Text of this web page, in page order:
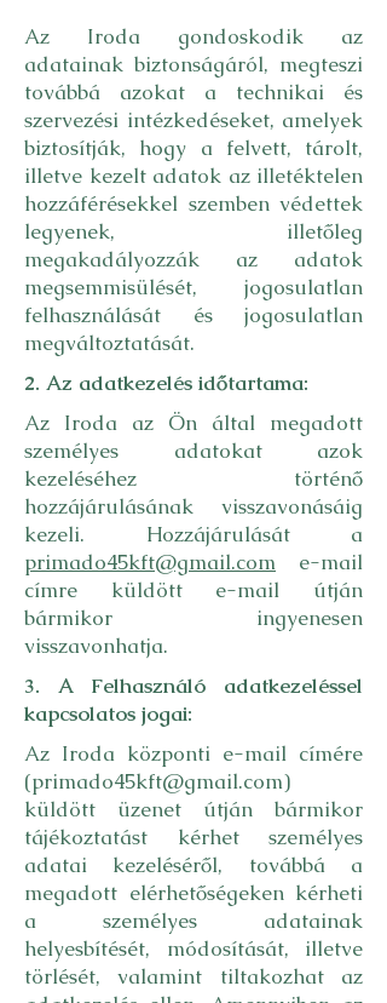
Az Iroda gondoskodik az
adatainak biztonságáról, megteszi
továbbá azokat a technikai és
szervezési intézkedéseket, amelyek
biztosítják, hogy a felvett, tárolt,
illetve kezelt adatok az illetéktelen
hozzáférésekkel szemben védettek
legyenek, illetőleg
megakadályozzák az adatok
megsemmisülését, jogosulatlan
felhasználását és jogosulatlan
megváltoztatását.
2. Az adatkezelés időtartama:
Az Iroda az Ön által megadott
személyes adatokat azok
kezeléséhez történő
hozzájárulásának visszavonásáig
kezeli. Hozzájárulását a
primado45kft@gmail.com e-mail
címre küldött e-mail útján
bármikor ingyenesen
visszavonhatja.
3. A Felhasználó adatkezeléssel
kapcsolatos jogai:
Az Iroda központi e-mail címére
(primado45kft@gmail.com)
küldött üzenet útján bármikor
tájékoztatást kérhet személyes
adatai kezeléséről, továbbá a
megadott elérhetőségeken kérheti
a személyes adatainak
helyesbítését, módosítását, illetve
törlését, valamint tiltakozhat az